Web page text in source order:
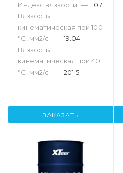
Индекс вязкости — 107
Вязкость
кинематическая при 100
°С, мм2/с — 19.04
Вязкость
кинематическая при 40
°С, мм2/с — 201.5
ЗАКАЗАТЬ